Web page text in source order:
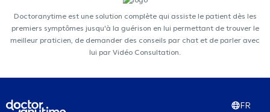
Doctoranytime est une solution complète qui assiste le patient dès les
premiers symptômes jusqu'à la guérison en lui permettant de trouver le
meilleur praticien, de demander des conseils par chat et de parler avec
lui par Vidéo Consultation.
FR